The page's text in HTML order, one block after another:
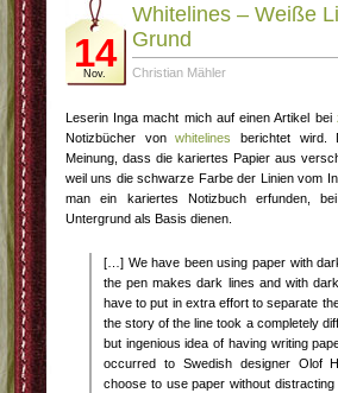
14
Nov.
Whitelines – Weiße
Grund
Christian Mähler
Leserin Inga macht mich auf einen Artikel bei
Notizbücher vonwhitelines
berichtet wird.
Meinung, dass die kariertes Papier aus
weil uns die schwarze Farbe der Linien vom
man ein kariertes Notizbuch erfunden,
Untergrund als Basis dienen.
[…] We have been using paper with
the pen makes dark lines and with
have to put in extra effort to separate
the story of the line took a completely
but ingenious idea of having writing
occurred to Swedish designer Olof
choose to use paper without